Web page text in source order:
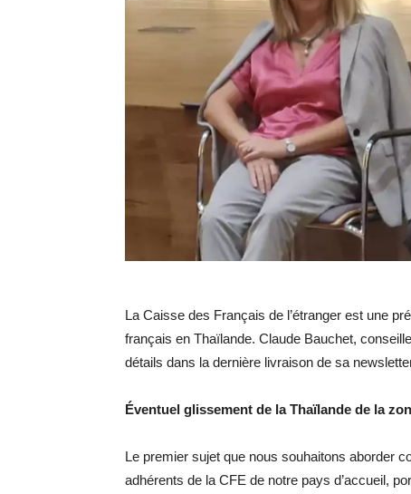
La Caisse des Français de l’étranger est une
français en Thaïlande. Claude Bauchet,
détails dans la dernière livraison de sa
Éventuel glissement de la Thaïlande de la
Le premier sujet que nous souhaitons aborder
adhérents de la CFE de notre pays d’accueil,